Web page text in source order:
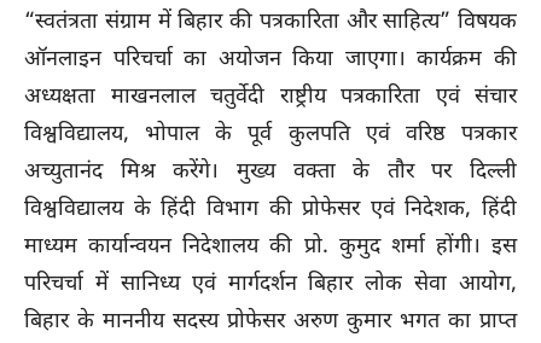
“स्वतंत्रता संग्राम में बिहार की पत्रकारिता और साहित्य” विषयक
ऑनलाइन परिचर्चा का अयोजन किया जाएगा। कार्यक्रम की
अध्यक्षता माखनलाल चतुर्वेदी राष्ट्रीय पत्रकारिता एवं संचार
विश्वविद्यालय, भोपाल के पूर्व कुलपति एवं वरिष्ठ पत्रकार
अच्युतानंद मिश्र करेंगे। मुख्य वक्ता के तौर पर दिल्ली
विश्वविद्यालय के हिंदी विभाग की प्रोफेसर एवं निदेशक, हिंदी
माध्यम कार्यान्वयन निदेशालय की प्रो. कुमुद शर्मा होंगी। इस
परिचर्चा में सानिध्य एवं मार्गदर्शन बिहार लोक सेवा आयोग,
बिहार के माननीय सदस्य प्रोफेसर अरुण कुमार भगत का प्राप्त